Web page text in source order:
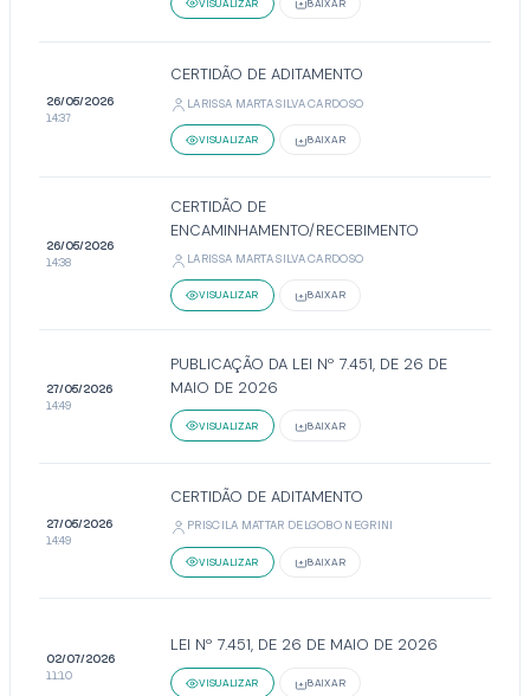
VISUALIZAR BAIXAR
26/05/2026
14:37
CERTIDÃO DE ADITAMENTO
LARISSA MARTA SILVA CARDOSO
VISUALIZAR BAIXAR
26/05/2026
14:38
CERTIDÃO DE
ENCAMINHAMENTO/RECEBIMENTO
LARISSA MARTA SILVA CARDOSO
VISUALIZAR BAIXAR
27/05/2026
14:49
PUBLICAÇÃO DA LEI Nº 7.451, DE 26 DE
MAIO DE 2026
VISUALIZAR BAIXAR
27/05/2026
14:49
CERTIDÃO DE ADITAMENTO
PRISCILA MATTAR DELGOBO NEGRINI
VISUALIZAR BAIXAR
02/07/2026
11:10
LEI Nº 7.451, DE 26 DE MAIO DE 2026
VISUALIZAR BAIXAR